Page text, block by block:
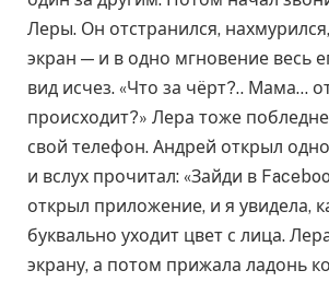
Леры. Он отстранился,
экран — и в одно мгновение весь
вид исчез. «Что за чёрт?.. Мама…
происходит?» Лера тоже
свой телефон. Андрей открыл
и вслух прочитал: «Зайди в
открыл приложение, и я увидела,
буквально уходит цвет с лица.
экрану, а потом прижала ладонь